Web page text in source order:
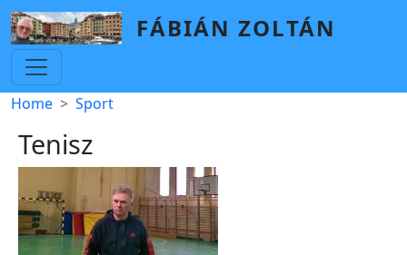
Skip to main content
FÁBIÁN ZOLTÁN
Breadcrumb
Home Sport
Tenisz